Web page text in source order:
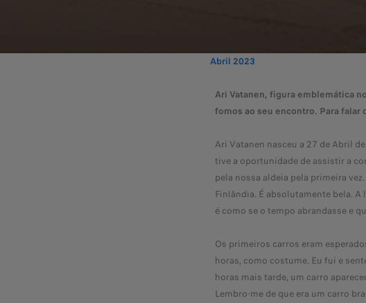
Abril 2023
Ari Vatanen, figura emblemática
fomos ao seu encontro. Para falar
Ari Vatanen nasceu a 27 de Abril
tive a oportunidade de assistir a
pela nossa aldeia pela primeira
Finlândia. É absolutamente bela.
é como se o tempo abrandasse e
Os primeiros carros eram
horas, como costume. Eu fui e
horas mais tarde, um carro
Lembro-me de que era um carro